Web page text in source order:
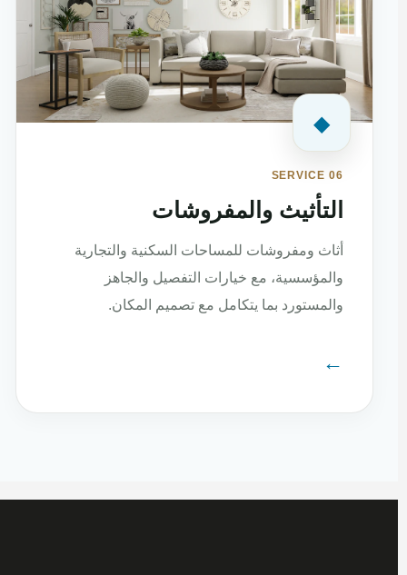
◆
SERVICE 06
التأثيث والمفروشات
أثاث ومفروشات للمساحات السكنية والتجارية
والمؤسسية، مع خيارات التفصيل والجاهز
والمستورد بما يتكامل مع تصميم المكان.
←